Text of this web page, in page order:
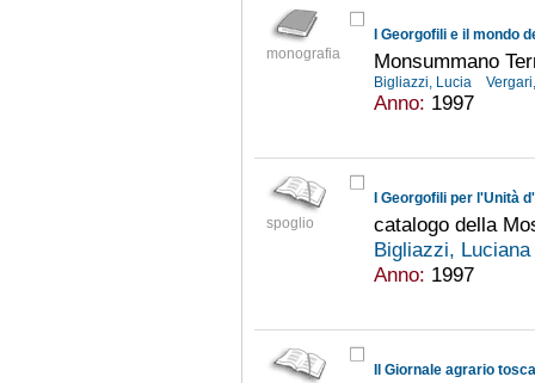
monografia
I Georgofili e il mondo
Monsummano
Bigliazzi, Lucia
Anno: 1997
spoglio
I Georgofili per l'Unità
catalogo della
Bigliazzi, Luciana
Anno: 1997
Il Giornale agrario